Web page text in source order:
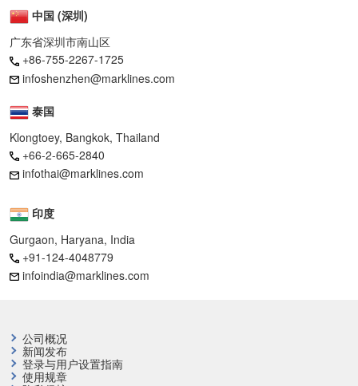
中国 (深圳)
广东省深圳市南山区
+86-755-2267-1725
infoshenzhen@marklines.com
泰国
Klongtoey, Bangkok, Thailand
+66-2-665-2840
infothai@marklines.com
印度
Gurgaon, Haryana, India
+91-124-4048779
infoindia@marklines.com
公司概况
新闻发布
登录与用户设置指南
使用规章